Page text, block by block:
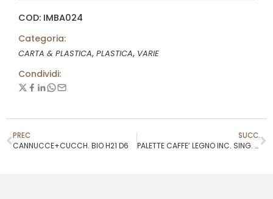
COD: IMBA024
Categoria:
CARTA & PLASTICA, PLASTICA, VARIE
Condividi:
PREC
CANNUCCE+CUCCH. BIO H21 D6
SUCC.
PALETTE CAFFE’ LEGNO INC. SING. 9CM